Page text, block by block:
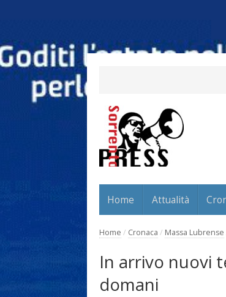
Home Attualità
Home / Cronaca / Massa Lubrense
In arrivo nuovi
domani